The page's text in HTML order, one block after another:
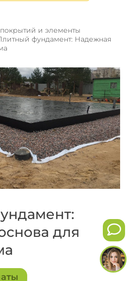
и элементы
фундамент: Надежная
для